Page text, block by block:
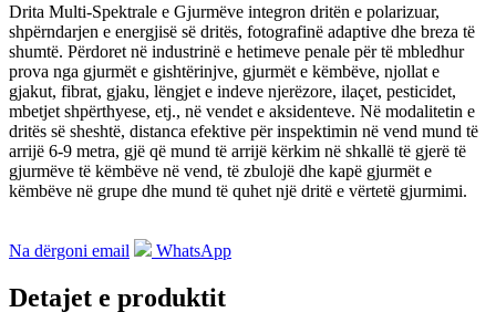
Drita Multi-Spektrale e Gjurmëve integron dritën e polarizuar,
shpërndarjen e energjisë së dritës, fotografinë adaptive dhe breza të
shumtë. Përdoret në industrinë e hetimeve penale për të mbledhur
prova nga gjurmët e gishtërinjve, gjurmët e këmbëve, njollat ​​e
gjakut, fibrat, gjaku, lëngjet e indeve njerëzore, ilaçet, pesticidet,
mbetjet shpërthyese, etj., në vendet e aksidenteve. Në modalitetin e
dritës së sheshtë, distanca efektive për inspektimin në vend mund të
arrijë 6-9 metra, gjë që mund të arrijë kërkim në shkallë të gjerë të
gjurmëve të këmbëve në vend, të zbulojë dhe kapë gjurmët e
këmbëve në grupe dhe mund të quhet një dritë e vërtetë gjurmimi.
Na dërgoni email WhatsApp
Detajet e produktit